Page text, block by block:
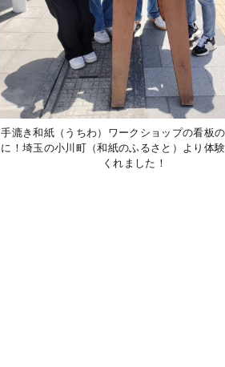
手漉き和紙（うちわ）ワークショップの看板
に！埼玉の小川町（和紙のふるさと）より体
くれました！